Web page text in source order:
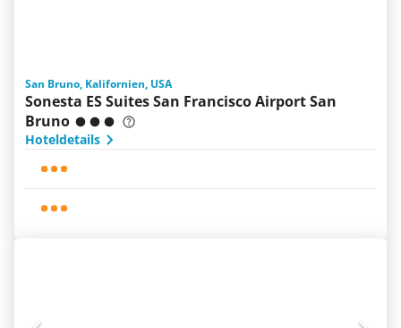
San Bruno, Kalifornien, USA
Sonesta ES Suites San Francisco Airport San
Bruno
Hoteldetails